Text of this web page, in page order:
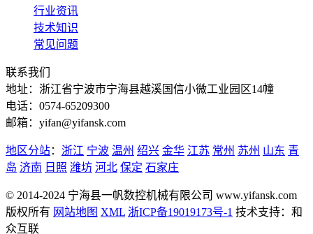
行业资讯
技术知识
常见问题
联系我们
地址：浙江省宁波市宁海县越溪国信小微工业园区14幢
电话：0574-65209300
邮箱：yifan@yifansk.com
地区分站： 浙江 宁波 温州 绍兴 金华 江苏 常州 苏州 山东 青
岛 济南 日照 潍坊 河北 保定 石家庄
© 2014-2024 宁海县一帆数控机械有限公司 www.yifansk.com
版权所有 网站地图 XML 浙ICP备19019173号-1 技术支持：和
众互联